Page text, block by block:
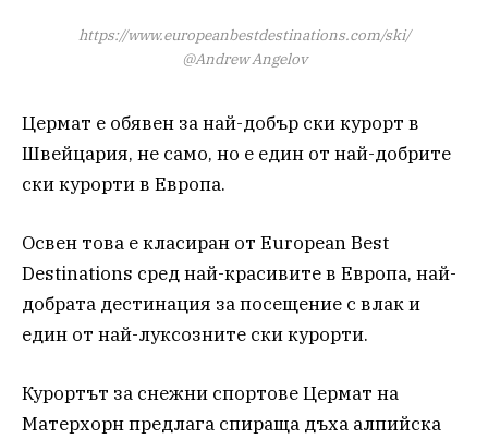
https://www.europeanbestdestinations.com/ski/
@Andrew Angelov
Цермат е обявен за най-добър ски курорт в
Швейцария, не само, но е един от най-добрите
ски курорти в Европа.
Освен това е класиран от European Best
Destinations сред най-красивите в Европа, най-
добрата дестинация за посещение с влак и
един от най-луксозните ски курорти.
Курортът за снежни спортове Цермат на
Матерхорн предлага спираща дъха алпийска